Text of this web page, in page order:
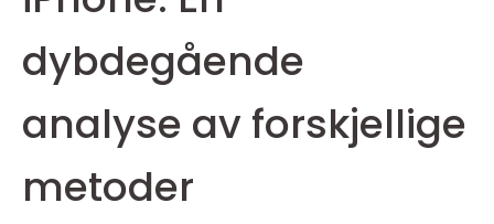
dybdegående
analyse av forskjellige
metoder